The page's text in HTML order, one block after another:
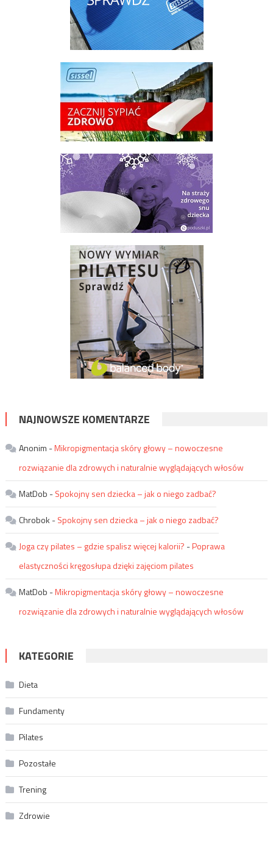
NAJNOWSZE KOMENTARZE
Anonim -Mikropigmentacja skóry głowy – nowoczesne
rozwiązanie dla zdrowych i naturalnie wyglądających włosów
MatDob -Spokojny sen dziecka – jak o niego zadbać?
Chrobok -Spokojny sen dziecka – jak o niego zadbać?
Joga czy pilates – gdzie spalisz więcej kalorii? -Poprawa
elastyczności kręgosłupa dzięki zajęciom pilates
MatDob -Mikropigmentacja skóry głowy – nowoczesne
rozwiązanie dla zdrowych i naturalnie wyglądających włosów
KATEGORIE
Dieta
Fundamenty
Pilates
Pozostałe
Trening
Zdrowie